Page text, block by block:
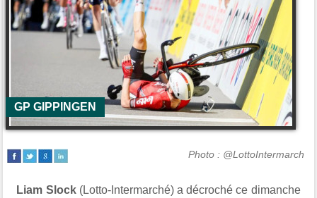
GP GIPPINGEN
Photo : @LottoIntermarch
Liam Slock(Lotto-Intermarché) a décroché ce dimanche